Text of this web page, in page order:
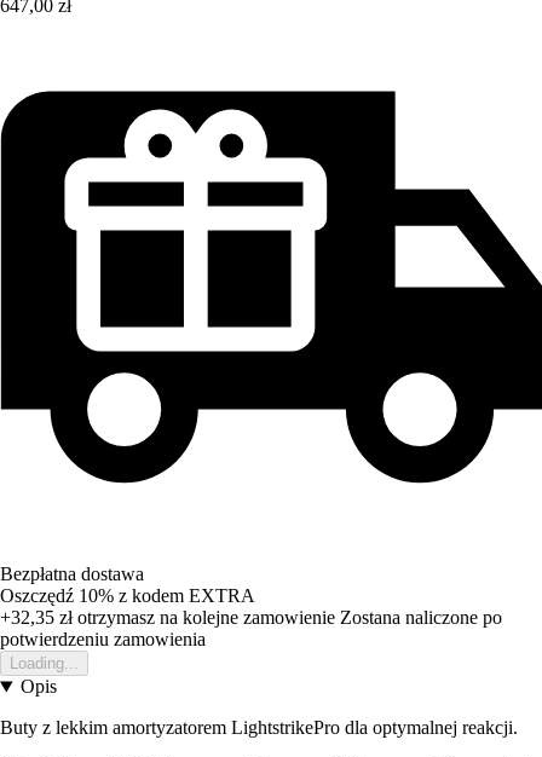
647,00 zł
Bezpłatna dostawa
Oszczędź 10% z kodem EXTRA
+32,35 złotrzymasz na kolejne zamowienie Zostana naliczone po
potwierdzeniu zamowienia
Loading...
Opis
Buty z lekkim amortyzatorem LightstrikePro dla optymalnej reakcji.